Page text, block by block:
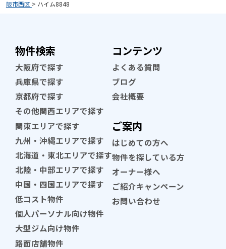
阪市西区 > ハイム8848
物件検索
大阪府で探す
兵庫県で探す
京都府で探す
その他関西エリアで探す
関東エリアで探す
九州・沖縄エリアで探す
北海道・東北エリアで探す
北陸・中部エリアで探す
中国・四国エリアで探す
低コスト物件
個人パーソナル向け物件
大型ジム向け物件
路面店舗物件
コンテンツ
よくある質問
ブログ
会社概要
ご案内
はじめての方へ
物件を探している方
オーナー様へ
ご紹介キャンペーン
お問い合わせ